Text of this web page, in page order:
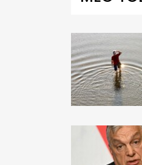
minutes,
0%